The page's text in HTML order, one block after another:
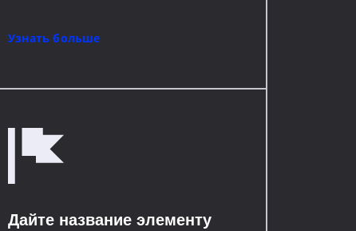
Узнать больше
Дайте название элементу